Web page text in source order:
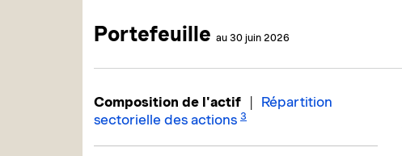
Portefeuille au 30 juin 2026
Composition de l'actif | Répartition
sectorielle des actions 3